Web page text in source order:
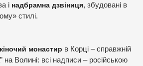
і надбрамна дзвіниця, збудовані в
стилі.
монастир в Корці – справжній
на Волині: всі надписи – російською